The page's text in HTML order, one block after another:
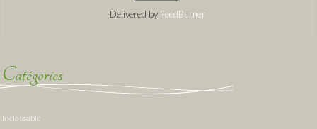
Delivered by FeedBurner
Catégories
Inclassable